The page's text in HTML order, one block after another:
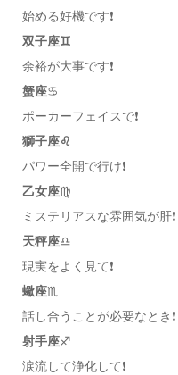
始める好機です❗️
双子座♊️
余裕が大事です❗️
蟹座♋️
ポーカーフェイスで❗️
獅子座♌️
パワー全開で行け❗️
乙女座♍️
ミステリアスな雰囲気が肝❗️
天秤座♎️
現実をよく見て❗️
蠍座♏️
話し合うことが必要なとき❗️
射手座♐️
涙流して浄化して❗️